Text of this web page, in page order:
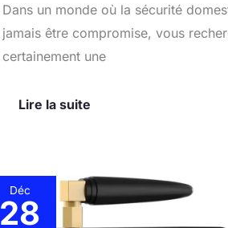
Dans un monde où la sécurité
jamais être compromise, vous
certainement une
Lire la suite
Déc
28
Test
de